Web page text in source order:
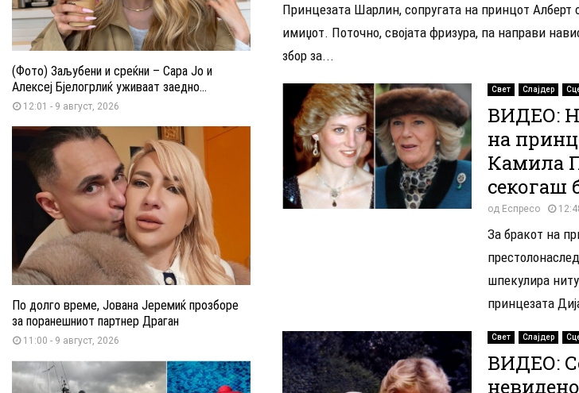
Принцезата Шарлин, сопругата на принцот
имиџот. Поточно, својата фризура, па направи
збор за...
Свет Слајдер
ВИДЕО:
на
Камила
секогаш
од Еспресо
За бракот на
шпекулира
принцезата
Свет Слајдер
ВИДЕО:
(Фото) Заљубени и среќни – Сара Јо и
Алексеј Бјелогрлиќ уживаат заедно...
12:01 - 9 август, 2026
По долго време, Јована Јеремиќ прозборе
за поранешниот партнер Драган
11:00 - 9 август, 2026